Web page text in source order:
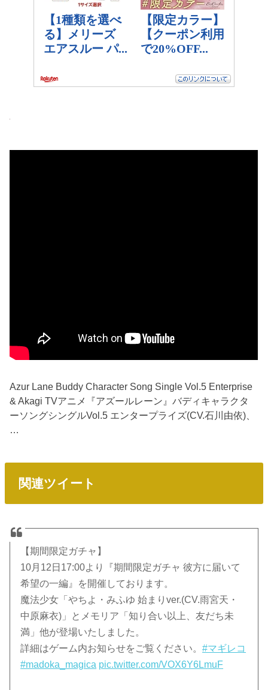
Azur Lane Buddy Character Song Single Vol.5 Enterprise
& Akagi TVアニメ『アズールレーン』バディキャラクタ
ーソングシングルVol.5 エンタープライズ(CV.石川由依)、
…
関連ツイート
【期間限定ガチャ】
10月12日17:00より『期間限定ガチャ 彼方に届いて
希望の一編』を開催しております。
魔法少女「やちよ・みふゆ 始まりver.(CV.雨宮天・
中原麻衣)」とメモリア「知り合い以上、友だち未
満」他が登場いたしました。
詳細はゲーム内お知らせをご覧ください。#マギレコ
#madoka_magica pic.twitter.com/VOX6Y6LmuF